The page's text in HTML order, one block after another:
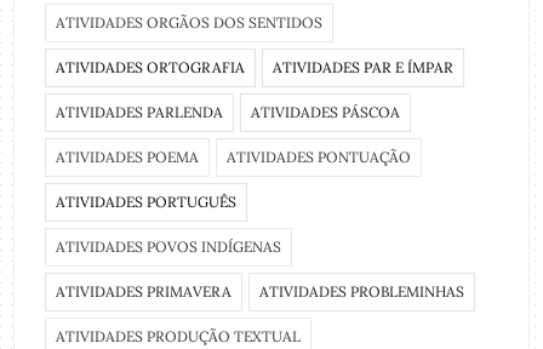
ATIVIDADES ORGÃOS DOS SENTIDOS
ATIVIDADES ORTOGRAFIA ATIVIDADES PAR E ÍMPAR
ATIVIDADES PARLENDA ATIVIDADES PÁSCOA
ATIVIDADES POEMA ATIVIDADES PONTUAÇÃO
ATIVIDADES PORTUGUÊS
ATIVIDADES POVOS INDÍGENAS
ATIVIDADES PRIMAVERA ATIVIDADES PROBLEMINHAS
ATIVIDADES PRODUÇÃO TEXTUAL